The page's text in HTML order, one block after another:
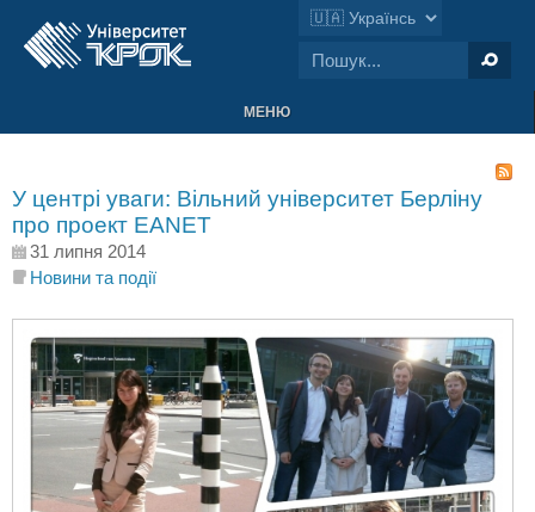
МЕНЮ
У центрі уваги: Вільний університет Берліну
про проект EANET
31 липня 2014
Новини та події